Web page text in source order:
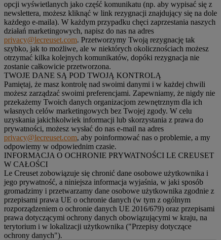
opcji wyświetlanych jako część komunikatu (np. aby wypisać się z
newslettera, możesz kliknąć w link rezygnacji znajdujący się na dole
każdego e-maila). W każdym przypadku chęci zaprzestania naszych
działań marketingowych, napisz do nas na adres
privacy@lecreuset.com. Przetworzymy Twoją rezygnację tak
szybko, jak to możliwe, ale w niektórych okolicznościach możesz
otrzymać kilka kolejnych komunikatów, dopóki rezygnacja nie
zostanie całkowicie przetworzona.
TWOJE DANE SĄ POD TWOJĄ KONTROLĄ
Pamiętaj, że masz kontrolę nad swoimi danymi i w każdej chwili
możesz zarządzać swoimi preferencjami. Zapewniamy, że nigdy nie
przekażemy Twoich danych organizacjom zewnętrznym dla ich
własnych celów marketingowych bez Twojej zgody. W celu
uzyskania jakichkolwiek informacji lub skorzystania z prawa do
prywatności, możesz wysłać do nas e-mail na adres
privacy@lecreuset.com, aby poinformować nas o problemie, a my
odpowiemy w odpowiednim czasie.
INFORMACJA O OCHRONIE PRYWATNOŚCI LE CREUSET
W CAŁOŚCI
Le Creuset zobowiązuje się chronić dane osobowe użytkownika i
jego prywatność, a niniejsza informacja wyjaśnia, w jaki sposób
gromadzimy i przetwarzamy dane osobowe użytkownika zgodnie z
przepisami prawa UE o ochronie danych (w tym z ogólnym
rozporządzeniem o ochronie danych UE 2016/679) oraz przepisami
prawa dotyczącymi ochrony danych obowiązującymi w kraju, na
terytorium i w lokalizacji użytkownika ("Przepisy dotyczące
ochrony danych").